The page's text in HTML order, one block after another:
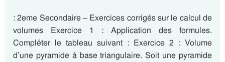
: 2eme Secondaire – Exercices corrigés sur le calcul de
volumes Exercice 1 : Application des formules.
Compléter le tableau suivant : Exercice 2 : Volume
d’une pyramide à base triangulaire. Soit une pyramide